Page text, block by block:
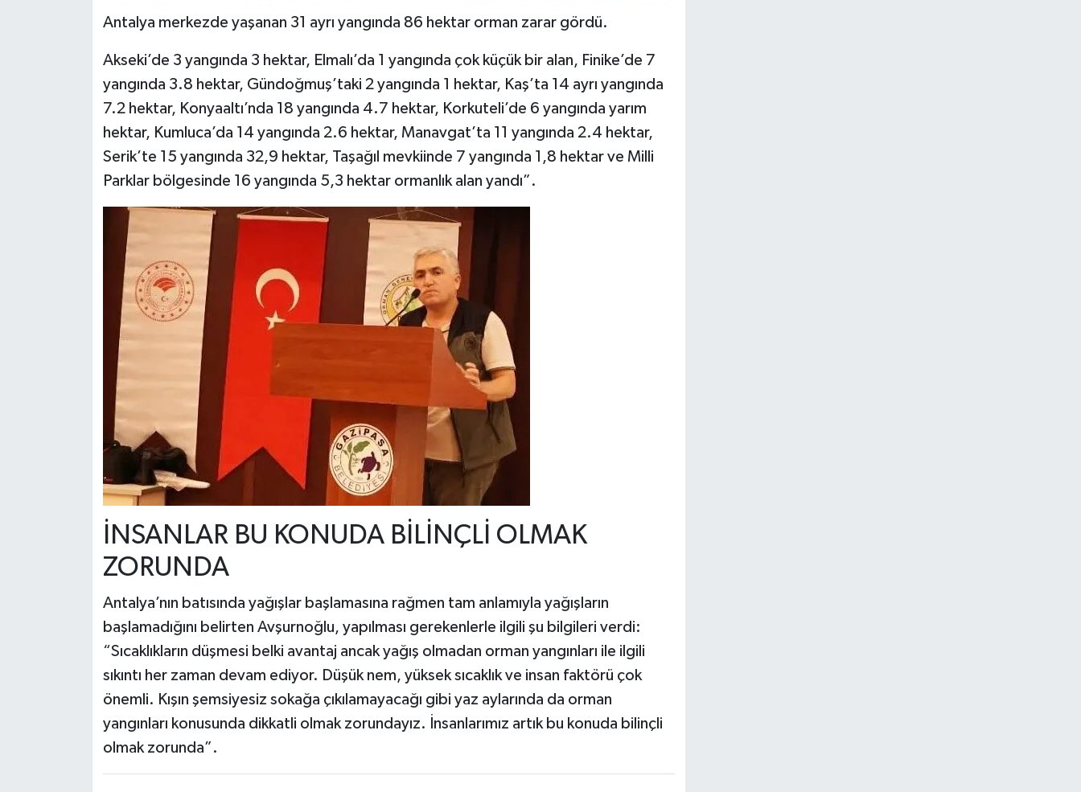
Antalya merkezde yaşanan 31 ayrı yangında 86 hektar orman zarar gördü.
Akseki’de 3 yangında 3 hektar, Elmalı’da 1 yangında çok küçük bir alan, Finike’de 7
yangında 3.8 hektar, Gündoğmuş’taki 2 yangında 1 hektar, Kaş’ta 14 ayrı yangında
7.2 hektar, Konyaaltı’nda 18 yangında 4.7 hektar, Korkuteli’de 6 yangında yarım
hektar, Kumluca’da 14 yangında 2.6 hektar, Manavgat’ta 11 yangında 2.4 hektar,
Serik’te 15 yangında 32,9 hektar, Taşağıl mevkiinde 7 yangında 1,8 hektar ve Milli
Parklar bölgesinde 16 yangında 5,3 hektar ormanlık alan yandı”.
İNSANLAR BU KONUDA BİLİNÇLİ OLMAK
ZORUNDA
Antalya’nın batısında yağışlar başlamasına rağmen tam anlamıyla yağışların
başlamadığını belirten Avşurnoğlu, yapılması gerekenlerle ilgili şu bilgileri verdi:
“Sıcaklıkların düşmesi belki avantaj ancak yağış olmadan orman yangınları ile ilgili
sıkıntı her zaman devam ediyor. Düşük nem, yüksek sıcaklık ve insan faktörü çok
önemli. Kışın şemsiyesiz sokağa çıkılamayacağı gibi yaz aylarında da orman
yangınları konusunda dikkatli olmak zorundayız. İnsanlarımız artık bu konuda bilinçli
olmak zorunda”.